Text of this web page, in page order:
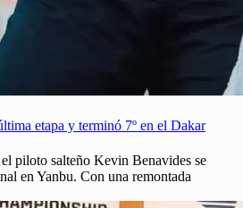
etapa y terminó 7º en el Dakar
piloto salteño Kevin Benavides se
en Yanbu. Con una remontada